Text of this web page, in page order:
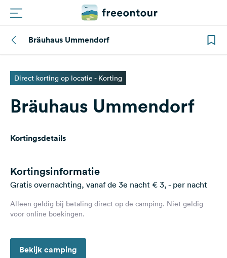
Campings
Magazine
Inloggen
Nieuwsbrief
Feedback
Bräuhaus Ummendorf
Direct korting op locatie - Korting
Bräuhaus Ummendorf
Kortingsdetails
Kortingsinformatie
Gratis overnachting, vanaf de 3e nacht € 3, - per nacht
Alleen geldig bij betaling direct op de camping. Niet geldig
voor online boekingen.
Bekijk camping